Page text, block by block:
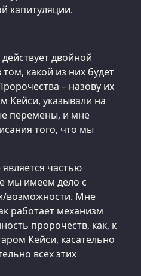
капитуляции.
двойной
какой из них будет
– назову их
Кейси, указывали на
перемены, и мне
того, что мы
частью
мы имеем дело с
возможности. Мне
работает механизм
пророчеств, как, к
Кейси, касательно
всех этих